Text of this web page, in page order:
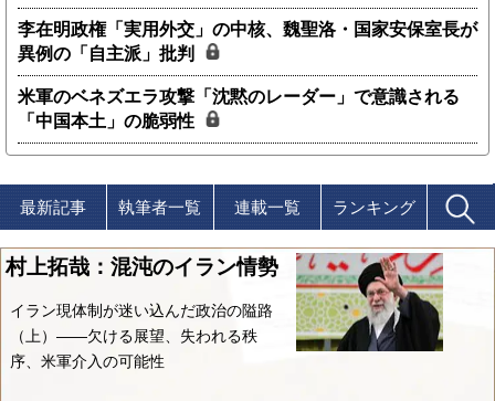
李在明政権「実用外交」の中核、魏聖洛・国家安保室長が
異例の「自主派」批判
米軍のベネズエラ攻撃「沈黙のレーダー」で意識される
「中国本土」の脆弱性
最新記事 執筆者一覧 連載一覧 ランキング
村上拓哉：混沌のイラン情勢
イラン現体制が迷い込んだ政治の隘路
（上）――欠ける展望、失われる秩
序、米軍介入の可能性